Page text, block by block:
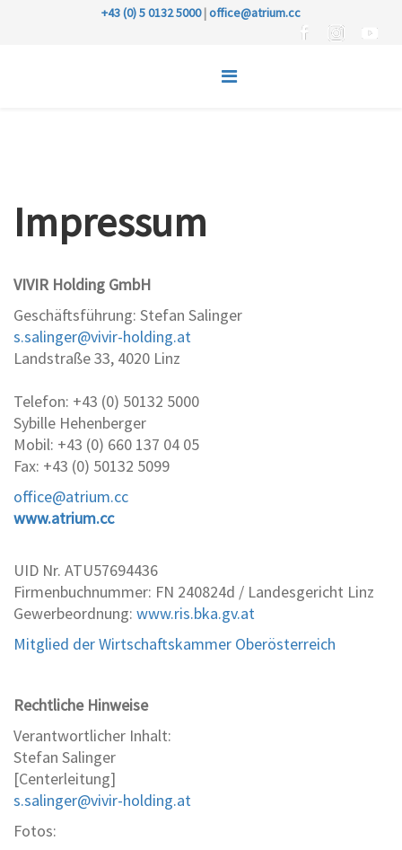
+43 (0) 5 0132 5000|office@atrium.cc
Impressum
VIVIR Holding GmbH
Geschäftsführung: Stefan Salinger
s.salinger@vivir-holding.at
Landstraße 33, 4020 Linz
Telefon: +43 (0) 50132 5000
Sybille Hehenberger
Mobil: +43 (0) 660 137 04 05
Fax: +43 (0) 50132 5099
office@atrium.cc
www.atrium.cc
UID Nr. ATU57694436
Firmenbuchnummer: FN 240824d / Landesgericht Linz
Gewerbeordnung: www.ris.bka.gv.at
Mitglied der Wirtschaftskammer Oberösterreich
Rechtliche Hinweise
Verantwortlicher Inhalt:
Stefan Salinger
[Centerleitung]
s.salinger@vivir-holding.at
Fotos: